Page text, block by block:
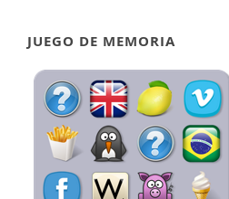
JUEGO DE MEMORIA